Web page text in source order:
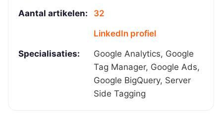
Aantal artikelen: 32
LinkedIn profiel
Specialisaties:
Google Analytics, Google
Tag Manager, Google Ads,
Google BigQuery, Server
Side Tagging